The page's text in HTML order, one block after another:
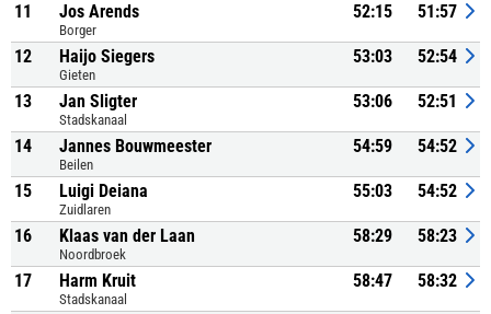
11 Jos Arends
Borger
52:15 51:57
12 Haijo Siegers
Gieten
53:03 52:54
13 Jan Sligter
Stadskanaal
53:06 52:51
14 Jannes Bouwmeester
Beilen
54:59 54:52
15 Luigi Deiana
Zuidlaren
55:03 54:52
16 Klaas van der Laan
Noordbroek
58:29 58:23
17 Harm Kruit
Stadskanaal
58:47 58:32